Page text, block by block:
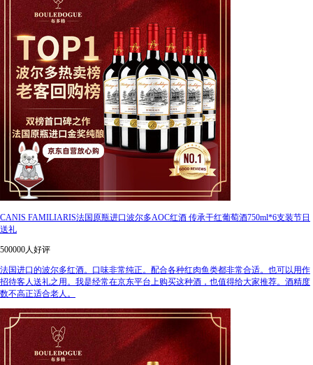
CANIS FAMILIARIS法国原瓶进口波尔多AOC红酒 传承干红葡萄酒750ml*6支装节日
送礼
500000人好评
法国进口的波尔多红酒。口味非常纯正。配合各种红肉鱼类都非常合适。也可以用作
招待客人送礼之用。我是经常在京东平台上购买这种酒，也值得给大家推荐。酒精度
数不高正适合老人。